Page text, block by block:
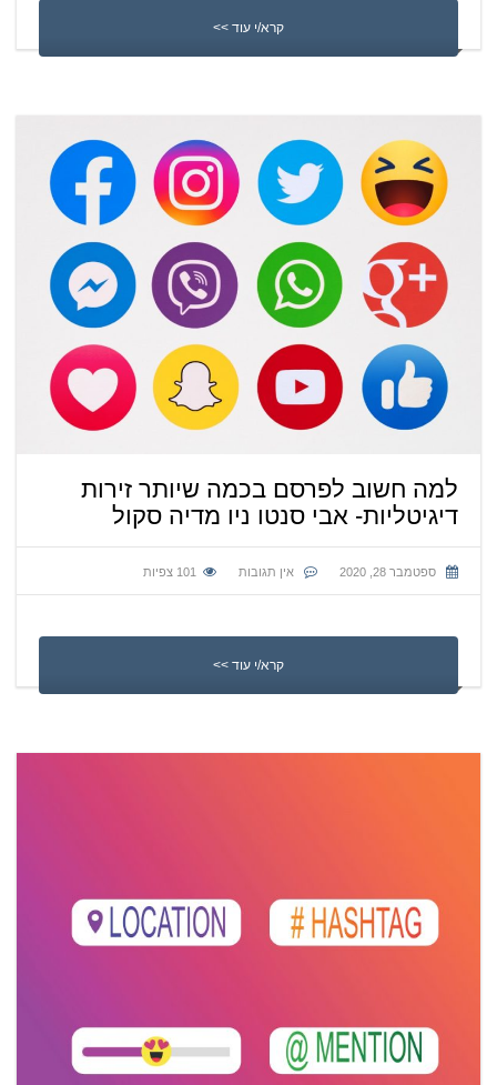
קרא/י עוד >>
למה חשוב לפרסם בכמה שיותר זירות
דיגיטליות- אבי סנטו ניו מדיה סקול
ספטמבר 28, 2020 אין תגובות 101 צפיות
קרא/י עוד >>